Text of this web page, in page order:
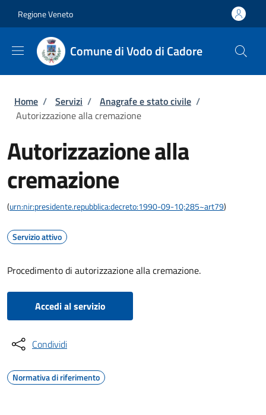
Regione Veneto
Comune di Vodo di Cadore
Briciole di pane
Home / Servizi / Anagrafe e stato civile /
Autorizzazione alla cremazione
Autorizzazione alla
cremazione
(urn:nir:presidente.repubblica:decreto:1990-09-10;285~art79)
Servizio attivo
Procedimento di autorizzazione alla cremazione.
Accedi al servizio
Condividi
Normativa di riferimento